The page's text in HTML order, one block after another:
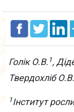
Голік О.В. 1,
Твердохліб О.В.
1Інститут